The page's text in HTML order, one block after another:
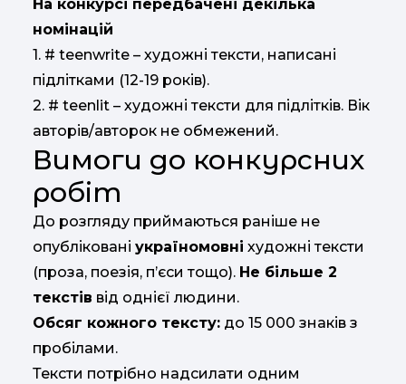
На конкурсі передбачені декілька
номінацій
1. # teenwrite – художні тексти, написані
підлітками (12-19 років).
2. # teenlit – художні тексти для підлітків. Вік
авторів/авторок не обмежений.
Вимоги до конкурсних
робіт
До розгляду приймаються раніше не
опубліковані україномовні художні тексти
(проза, поезія, п’єси тощо). Не більше 2
текстів від однієї людини.
Обсяг кожного тексту: до 15 000 знаків з
пробілами.
Тексти потрібно надсилати одним